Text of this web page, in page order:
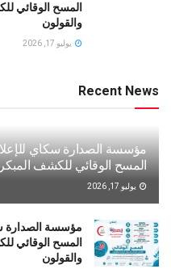
المسح الوقائي
والقولون
يوليو 17, 2026
Recent News
مؤسسة الصدارة سكاي
المسح الوقائي للكشف
يوليو 17, 2026
مؤسسة الصدارة
المسح الوقائي
والقولون